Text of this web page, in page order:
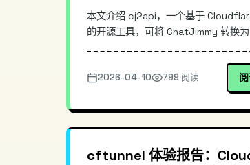
本文介绍 cj2api，一个基于
的开源工具，可将 ChatJimmy 转换为
面，零成本部署，适合需要在现有应
AI 能力的开发者。通过 Wrangler CLI
API 密钥后即可使用，支持 OpenAI
用。
2026-04-10 799 阅读
cftunnel 体验报告：